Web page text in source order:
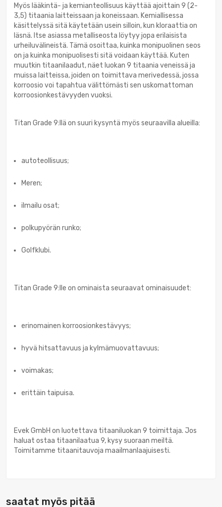
Myös lääkintä- ja kemianteollisuus käyttää ajoittain 9 (2-
3,5) titaania laitteissaan ja koneissaan. Kemiallisessa
käsittelyssä sitä käytetään usein silloin, kun kloraattia on
läsnä. Itse asiassa metalliseosta löytyy jopa erilaisista
urheiluvälineistä. Tämä osoittaa, kuinka monipuolinen seos
on ja kuinka monipuolisesti sitä voidaan käyttää. Kuten
muutkin titaanilaadut, näet luokan 9 titaania veneissä ja
muissa laitteissa, joiden on toimittava merivedessä, jossa
korroosio voi tapahtua välittömästi sen uskomattoman
korroosionkestävyyden vuoksi.
Titan Grade 9:llä on suuri kysyntä myös seuraavilla alueilla:
autoteollisuus;
Meren;
ilmailu osat;
polkupyörän runko;
Golfklubi.
Titan Grade 9:lle on ominaista seuraavat ominaisuudet:
erinomainen korroosionkestävyys;
hyvä hitsattavuus ja kylmämuovattavuus;
voimakas;
erittäin taipuisa.
Evek GmbH on luotettava titaaniluokan 9 toimittaja. Jos
haluat ostaa titaanilaatua 9, kysy suoraan meiltä.
Toimitamme titaanitauvoja maailmanlaajuisesti.
saatat myös pitää